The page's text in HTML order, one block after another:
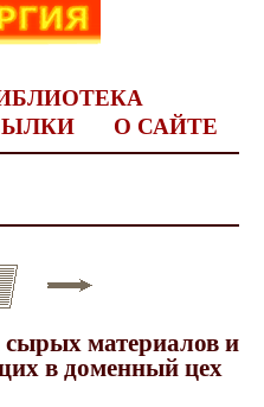
О САЙТЕ
сырых материалов и
в доменный цех